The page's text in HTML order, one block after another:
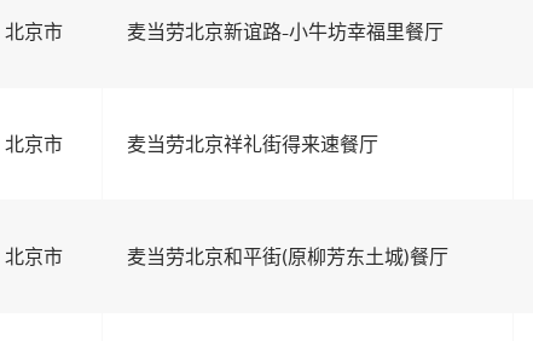
北京市 麦当劳北京新谊路-小牛坊幸福里餐厅
北京市 麦当劳北京祥礼街得来速餐厅
北京市 麦当劳北京和平街(原柳芳东土城)餐厅